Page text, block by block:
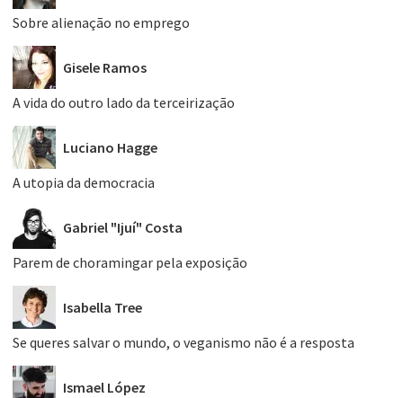
Sobre alienação no emprego
Gisele Ramos
A vida do outro lado da terceirização
Luciano Hagge
A utopia da democracia
Gabriel "Ijuí" Costa
Parem de choramingar pela exposição
Isabella Tree
Se queres salvar o mundo, o veganismo não é a resposta
Ismael López